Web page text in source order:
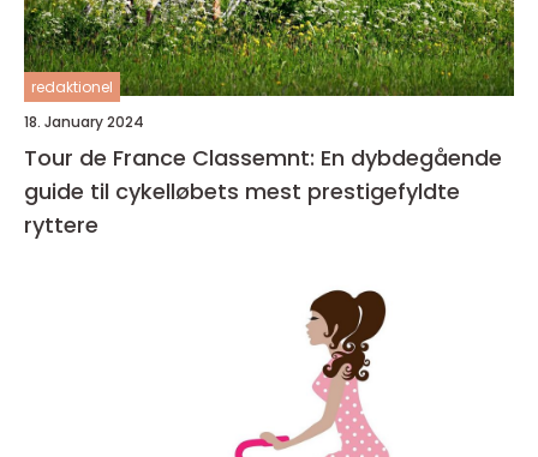
redaktionel
18. January 2024
Tour de France Classemnt: En dybdegående
guide til cykelløbets mest prestigefyldte
ryttere